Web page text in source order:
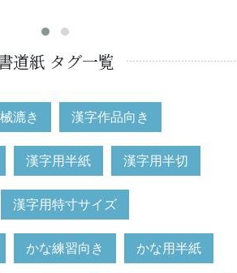
道紙 タグ一覧
漉き 漢字作品向き
漢字用半紙 漢字用半切
漢字用特寸サイズ
かな練習向き かな用半紙